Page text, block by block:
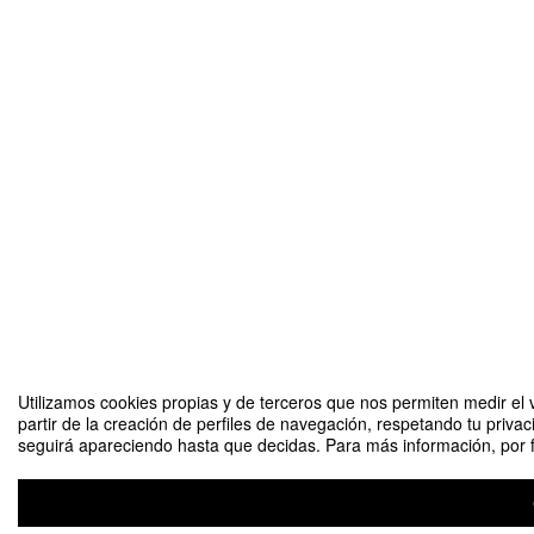
Utilizamos cookies propias y de terceros que nos permiten medir
partir de la creación de perfiles de navegación, respetando tu
seguirá apareciendo hasta que decidas. Para más información,